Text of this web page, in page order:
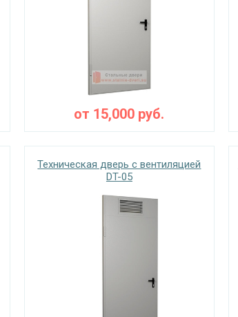
от 15,000 руб.
Техническая дверь с вентиляцией
DT-05